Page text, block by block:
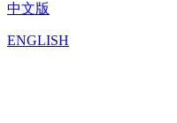
中文版
ENGLISH